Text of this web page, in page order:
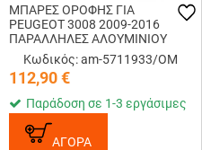
ΜΠΑΡΕΣ ΟΡΟΦΗΣ ΓΙΑ
PEUGEOT 3008 2009-2016
ΠΑΡΑΛΛΗΛΕΣ ΑΛΟΥΜΙΝΙΟΥ
SOLID OMTEC - 2 TEM.
Κωδικός: am-5711933/OM
112,90€
Παράδοση σε 1-3 εργάσιμες
ΑΓΟΡΑ